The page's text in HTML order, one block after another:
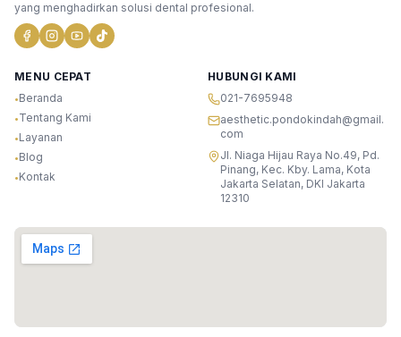
yang menghadirkan solusi dental profesional.
MENU CEPAT
•Beranda
•Tentang Kami
•Layanan
•Blog
•Kontak
HUBUNGI KAMI
021-7695948
aesthetic.pondokindah@gmail.
com
Jl. Niaga Hijau Raya No.49, Pd.
Pinang, Kec. Kby. Lama, Kota
Jakarta Selatan, DKI Jakarta
12310